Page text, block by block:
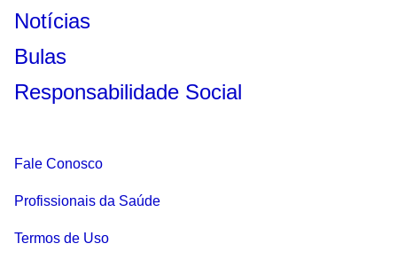
Notícias
Bulas
Responsabilidade Social
Fale Conosco
Profissionais da Saúde
Termos de Uso